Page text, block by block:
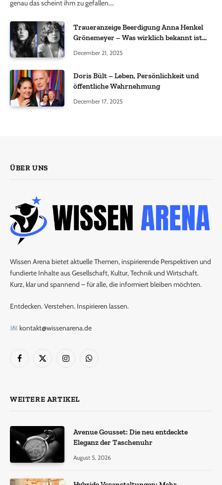
genau das scheint ihm zu gefallen.…
Traueranzeige Beerdigung Anna Henkel
Grönemeyer – Was wirklich bekannt ist
December 21, 2025
Doris Bült – Leben, Persönlichkeit und
öffentliche Wahrnehmung
December 17, 2025
ÜBER UNS
Wissen Arena bietet aktuelle Themen, inspirierende Perspektiven und
fundierte Inhalte aus Gesellschaft, Kultur, Technik und Wirtschaft.
Kurz, klar und spannend – für alle, die informiert bleiben möchten.
Entdecken. Verstehen. Inspirieren lassen.
kontakt@wissenarena.de
Facebook
X
InstagramWhatsApp
WEITERE ARTIKEL
Avenue Gousset: Die neu entdeckte
Eleganz der Taschenuhr
August 5, 2026